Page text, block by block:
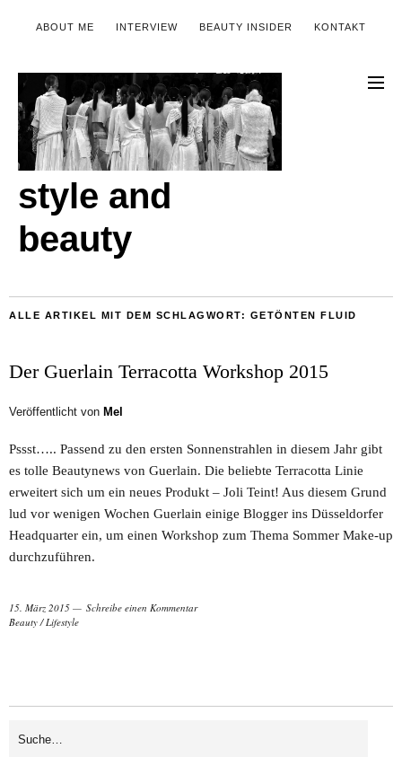
ABOUT ME INTERVIEW BEAUTY INSIDER KONTAKT
style and
beauty
ALLE ARTIKEL MIT DEM SCHLAGWORT: GETÖNTEN FLUID
Der Guerlain Terracotta Workshop 2015
Veröffentlicht von Mel
Pssst….. Passend zu den ersten Sonnenstrahlen in diesem Jahr gibt
es tolle Beautynews von Guerlain. Die beliebte Terracotta Linie
erweitert sich um ein neues Produkt – Joli Teint! Aus diesem Grund
lud vor wenigen Wochen Guerlain einige Blogger ins Düsseldorfer
Headquarter ein, um einen Workshop zum Thema Sommer Make-up
durchzuführen.
15. März 2015
Schreibe einen Kommentar
Beauty / Lifestyle